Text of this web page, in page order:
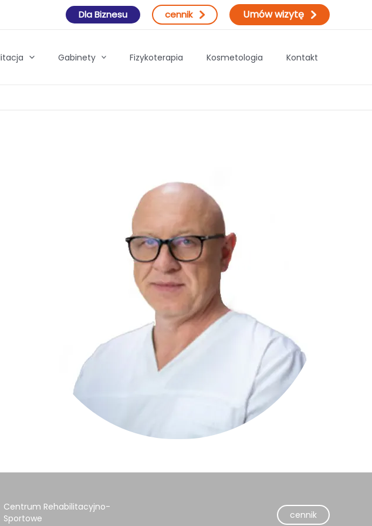
Dla Biznesu cennik Umów wizytę
Gabinety Fizykoterapia Kosmetologia Kontakt
Centrum Rehabilitacyjno-
Sportowe
cennik